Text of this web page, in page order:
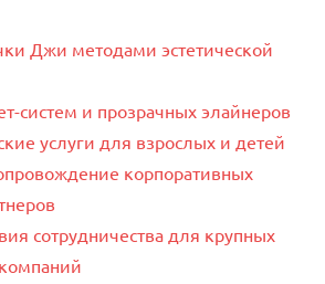
Джи методами эстетической
систем и прозрачных элайнеров
услуги для взрослых и детей
корпоративных
сотрудничества для крупных